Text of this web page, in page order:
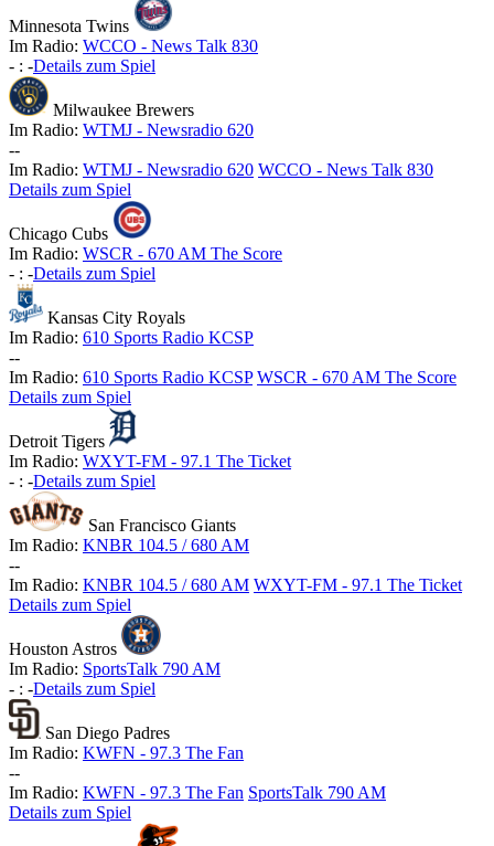
Minnesota Twins
Im Radio: WCCO - News Talk 830
- : -Details zum Spiel
Milwaukee Brewers
Im Radio: WTMJ - Newsradio 620
--
Im Radio: WTMJ - Newsradio 620 WCCO - News Talk 830
Details zum Spiel
Chicago Cubs
Im Radio: WSCR - 670 AM The Score
- : -Details zum Spiel
Kansas City Royals
Im Radio: 610 Sports Radio KCSP
--
Im Radio: 610 Sports Radio KCSP WSCR - 670 AM The Score
Details zum Spiel
Detroit Tigers
Im Radio: WXYT-FM - 97.1 The Ticket
- : -Details zum Spiel
San Francisco Giants
Im Radio: KNBR 104.5 / 680 AM
--
Im Radio: KNBR 104.5 / 680 AM WXYT-FM - 97.1 The Ticket
Details zum Spiel
Houston Astros
Im Radio: SportsTalk 790 AM
- : -Details zum Spiel
San Diego Padres
Im Radio: KWFN - 97.3 The Fan
--
Im Radio: KWFN - 97.3 The Fan SportsTalk 790 AM
Details zum Spiel